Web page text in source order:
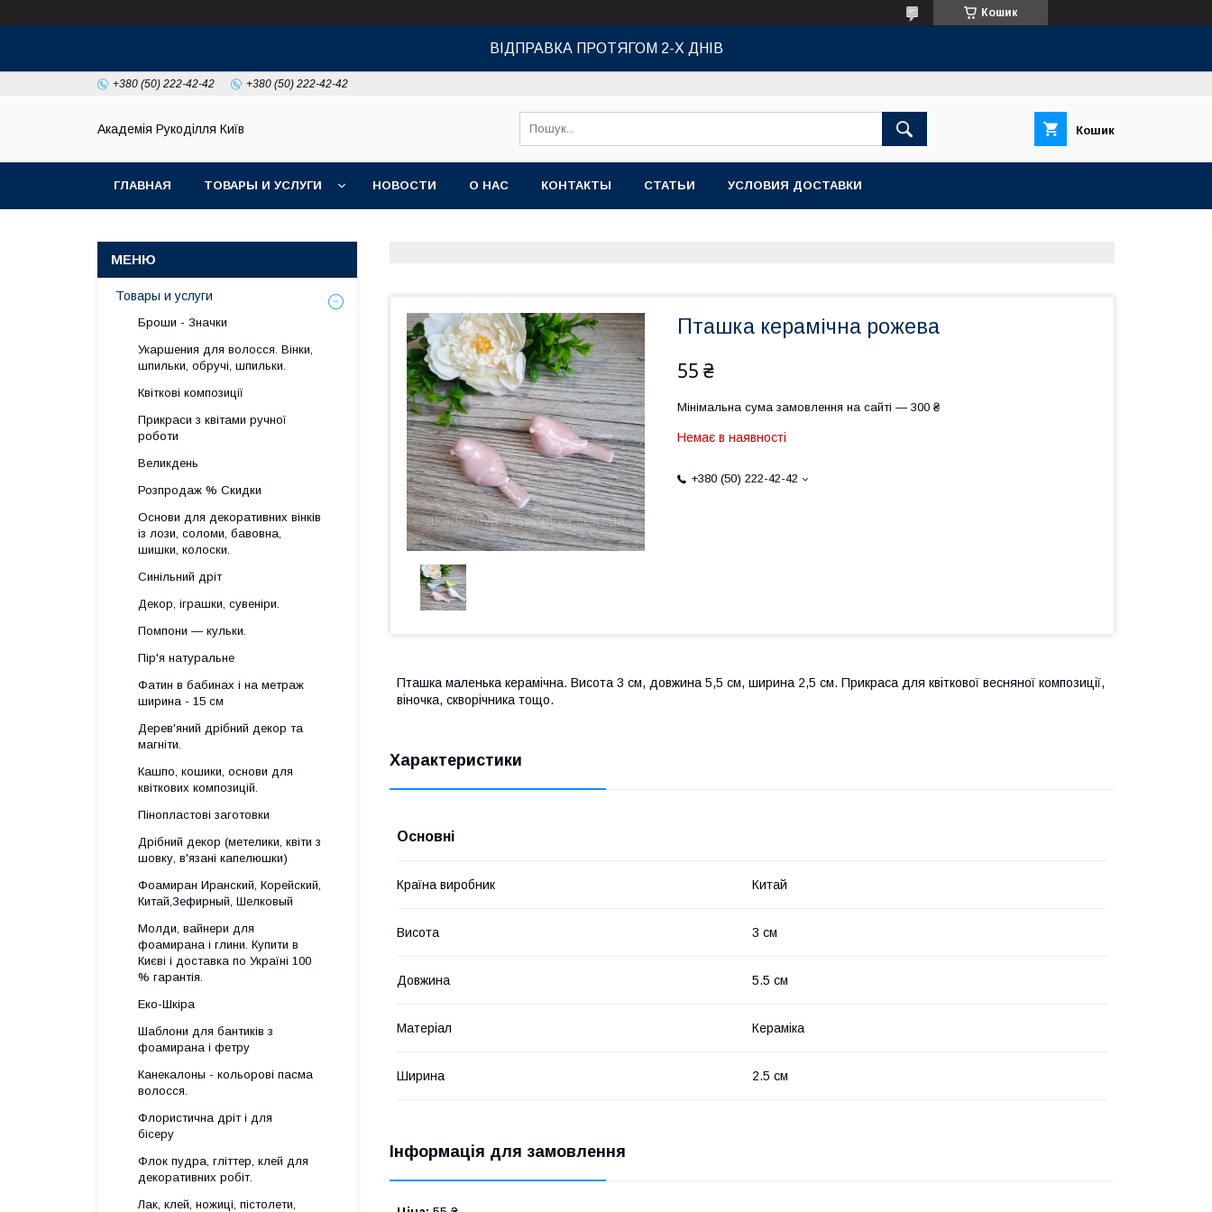
Кошик
ВІДПРАВКА ПРОТЯГОМ 2-Х ДНІВ
+380 (50) 222-42-42 +380 (50) 222-42-42
Академія Рукоділля Київ Кошик
ГЛАВНАЯ ТОВАРЫ И УСЛУГИ НОВОСТИ О НАС КОНТАКТЫ СТАТЬИ УСЛОВИЯ ДОСТАВКИ
Пташка керамічна рожева
55 ₴
Мінімальна сума замовлення на сайті — 300 ₴
Немає в наявності
+380 (50) 222-42-42
Пташка маленька керамічна. Висота 3 см, довжина 5,5 см, ширина 2,5 см. Прикраса для квіткової весняної композиції,
віночка, скворічника тощо.
Характеристики
Основні
Країна виробник Китай
Висота 3 см
Довжина 5.5 см
Матеріал Кераміка
Ширина 2.5 см
Інформація для замовлення
Товары и услуги
Броши - Значки
Укаршения для волосся. Вінки,
шпильки, обручі, шпильки.
Квіткові композиції
Прикраси з квітами ручної
роботи
Великдень
Розпродаж % Скидки
Основи для декоративних вінків
із лози, соломи, бавовна,
шишки, колоски.
Синільний дріт
Декор, іграшки, сувеніри.
Помпони — кульки.
Пір'я натуральне
Фатин в бабинах і на метраж
ширина - 15 см
Дерев'яний дрібний декор та
магніти.
Кашпо, кошики, основи для
квіткових композицій.
Пінопластові заготовки
Дрібний декор (метелики, квіти з
шовку, в'язані капелюшки)
Фоамиран Иранский, Корейский,
Китай,Зефирный, Шелковый
Молди, вайнери для
фоамирана і глини. Купити в
Києві і доставка по Україні 100
% гарантія.
Еко-Шкіра
Шаблони для бантиків з
фоамирана і фетру
Канекалоны - кольорові пасма
волосся.
Флористична дріт і для
бісеру
Флок пудра, гліттер, клей для
декоративних робіт.
Лак, клей, ножиці, пістолети,